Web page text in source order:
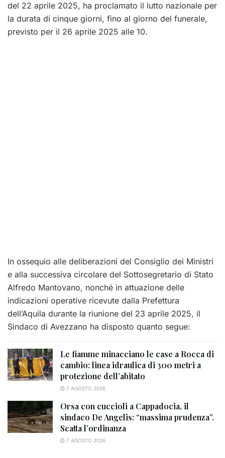
del 22 aprile 2025, ha proclamato il lutto nazionale per
la durata di cinque giorni, fino al giorno del funerale,
previsto per il 26 aprile 2025 alle 10.
In ossequio alle deliberazioni del Consiglio dei Ministri
e alla successiva circolare del Sottosegretario di Stato
Alfredo Mantovano, nonché in attuazione delle
indicazioni operative ricevute dalla Prefettura
dell’Aquila durante la riunione del 23 aprile 2025, il
Sindaco di Avezzano ha disposto quanto segue:
Le fiamme minacciano le case a Rocca di
cambio: linea idraulica di 300 metri a
protezione dell’abitato
7 AGOSTO 2026
Orsa con cuccioli a Cappadocia, il
sindaco De Angelis: “massima prudenza”.
Scatta l’ordinanza
7 AGOSTO 2026